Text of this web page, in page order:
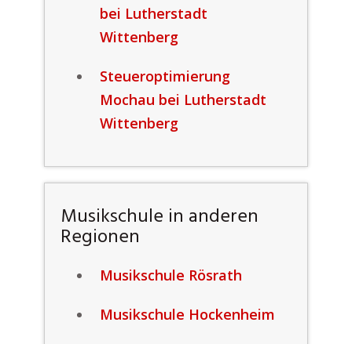
bei Lutherstadt
Wittenberg
Steueroptimierung
Mochau bei Lutherstadt
Wittenberg
Musikschule in anderen
Regionen
Musikschule Rösrath
Musikschule Hockenheim